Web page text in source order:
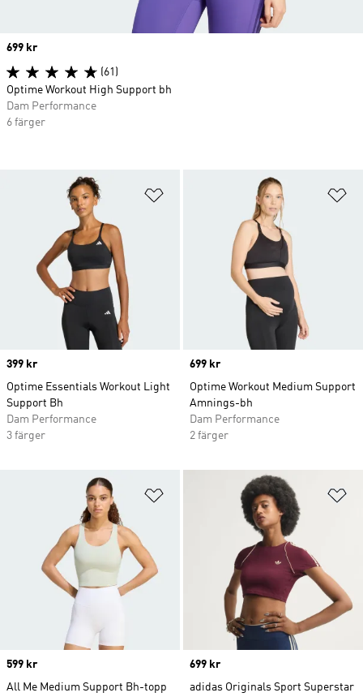
Lägg till på önskelistan
Price
399 kr
Optime Essentials Workout Light
Support Bh
Dam Performance
3 färger
Price
699 kr
Optime Workout Medium Support
Amnings-bh
Dam Performance
2 färger
Lägg till på önskelistan
Price
599 kr
All Me Medium Support Bh-topp
Price
699 kr
adidas Originals Sport Superstar
Price
699 kr
(61)
Optime Workout High Support bh
Dam Performance
6 färger